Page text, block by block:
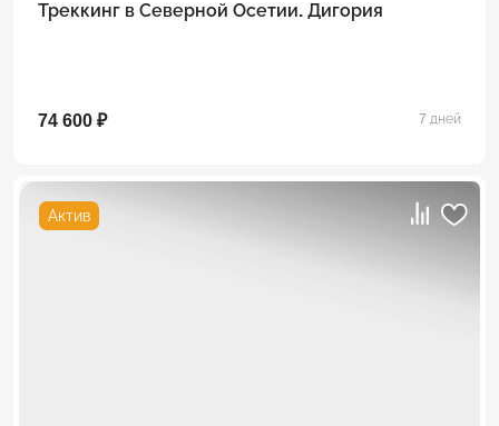
Треккинг в Северной Осетии. Дигория
74 600 ₽ 7 дней
Актив